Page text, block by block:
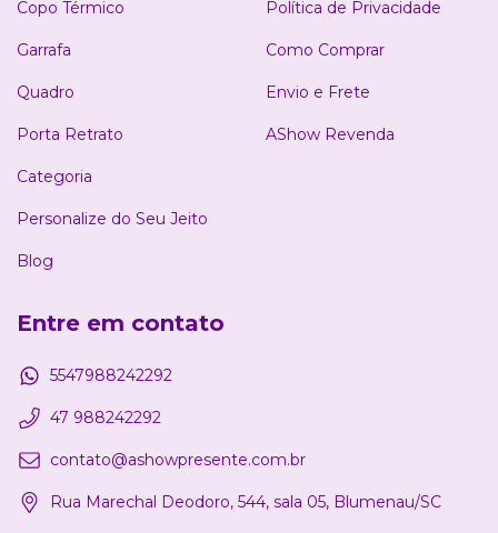
Copo Térmico
Garrafa
Quadro
Porta Retrato
Categoria
Personalize do Seu Jeito
Blog
Política de Privacidade
Como Comprar
Envio e Frete
AShow Revenda
Entre em contato
5547988242292
47 988242292
contato@ashowpresente.com.br
Rua Marechal Deodoro, 544, sala 05, Blumenau/SC